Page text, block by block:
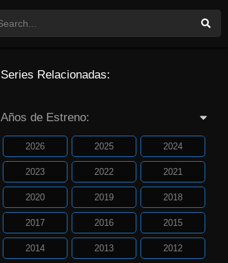
Series Relacionadas:
Años de Estreno:
2026 2025 2024
2023 2022 2021
2020 2019 2018
2017 2016 2015
2014 2013 2012